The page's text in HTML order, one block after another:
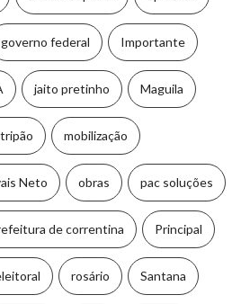
governo federal Importante
jaito pretinho Maguila
mobilização
Neto obras pac soluções
de correntina Principal
rosário Santana